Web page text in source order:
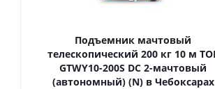
Подъемник мачтовый
телескопический 200 кг 10 м TOR
GTWY10-200S DC 2-мачтовый
(автономный) (N) в Чебоксарах